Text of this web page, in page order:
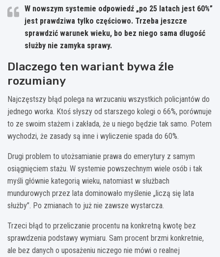
W nowszym systemie odpowiedź „po 25 latach jest 60%”
jest prawdziwa tylko częściowo. Trzeba jeszcze
sprawdzić warunek wieku, bo bez niego sama długość
służby nie zamyka sprawy.
Dlaczego ten wariant bywa źle
rozumiany
Najczęstszy błąd polega na wrzucaniu wszystkich policjantów do
jednego worka. Ktoś słyszy od starszego kolegi o 66%, porównuje
to ze swoim stażem i zakłada, że u niego będzie tak samo. Potem
wychodzi, że zasady są inne i wyliczenie spada do 60%.
Drugi problem to utożsamianie prawa do emerytury z samym
osiągnięciem stażu. W systemie powszechnym wiele osób i tak
myśli głównie kategorią wieku, natomiast w służbach
mundurowych przez lata dominowało myślenie „liczą się lata
służby”. Po zmianach to już nie zawsze wystarcza.
Trzeci błąd to przeliczanie procentu na konkretną kwotę bez
sprawdzenia podstawy wymiaru. Sam procent brzmi konkretnie,
ale bez danych o uposażeniu niczego nie mówi o realnej